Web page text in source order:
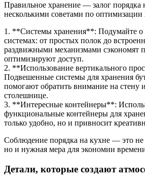
Правильное хранение — залог порядка
несколькими советами по оптимизации
1. **Системы хранения**: Подумайте о
системах: от простых полок до
раздвижными механизмами сэкономят
оптимизируют доступ.
2. **Использование вертикального
Подвешенные системы для хранения
помогают обратить внимание на стену
столешнице.
3. **Интересные контейнеры**:
функциональные контейнеры для
только удобно, но и привносит
Соблюдение порядка на кухне — это не
но и нужная мера для экономии
Детали, которые создают